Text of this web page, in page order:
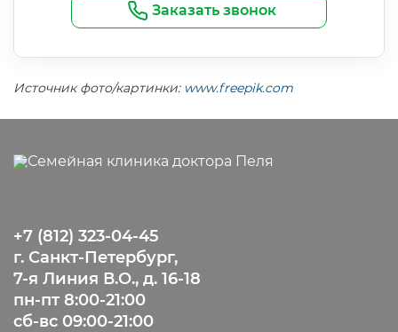
Заказать звонок
Источник фото/картинки: www.freepik.com
+7 (812) 323-04-45
г. Санкт-Петербург,
7-я Линия В.О., д. 16-18
пн-пт 8:00-21:00
сб-вс 09:00-21:00